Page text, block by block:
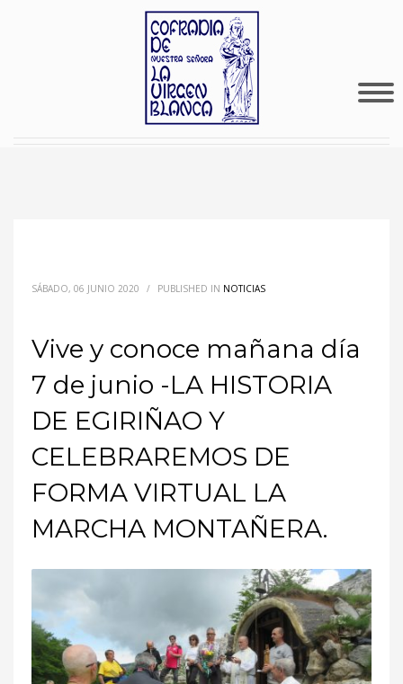
SÁBADO, 06 JUNIO 2020 / PUBLISHED IN NOTICIAS
Vive y conoce mañana día
7 de junio -LA HISTORIA
DE EGIRIÑAO Y
CELEBRAREMOS DE
FORMA VIRTUAL LA
MARCHA MONTAÑERA.